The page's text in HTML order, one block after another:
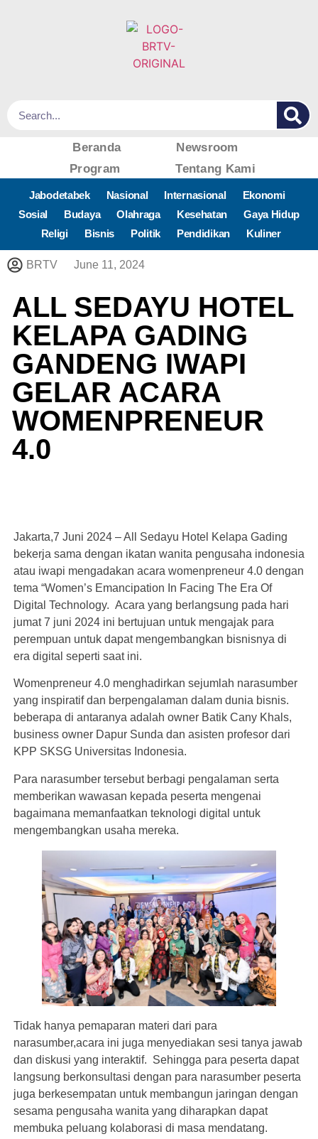
Beranda
Newsroom
Program
Tentang Kami
Jabodetabek Nasional Internasional
Ekonomi
Sosial
Budaya Olahraga Kesehatan
Gaya Hidup
Religi
Bisnis Politik Pendidikan Kuliner
BRTV June 11, 2024
ALL SEDAYU HOTEL
KELAPA GADING
GANDENG IWAPI
GELAR ACARA
WOMENPRENEUR
4.0
Jakarta,7 Juni 2024 – All Sedayu Hotel Kelapa Gading
bekerja sama dengan ikatan wanita pengusaha indonesia
atau iwapi mengadakan acara womenpreneur 4.0 dengan
tema “Women’s Emancipation In Facing The Era Of
Digital Technology. Acara yang berlangsung pada hari
jumat 7 juni 2024 ini bertujuan untuk mengajak para
perempuan untuk dapat mengembangkan bisnisnya di
era digital seperti saat ini.
Womenpreneur 4.0 menghadirkan sejumlah narasumber
yang inspiratif dan berpengalaman dalam dunia bisnis.
beberapa di antaranya adalah owner Batik Cany Khals,
business owner Dapur Sunda dan asisten profesor dari
KPP SKSG Universitas Indonesia.
Para narasumber tersebut berbagi pengalaman serta
memberikan wawasan kepada peserta mengenai
bagaimana memanfaatkan teknologi digital untuk
mengembangkan usaha mereka.
Tidak hanya pemaparan materi dari para
narasumber,acara ini juga menyediakan sesi tanya jawab
dan diskusi yang interaktif. Sehingga para peserta dapat
langsung berkonsultasi dengan para narasumber peserta
juga berkesempatan untuk membangun jaringan dengan
sesama pengusaha wanita yang diharapkan dapat
membuka peluang kolaborasi di masa mendatang.